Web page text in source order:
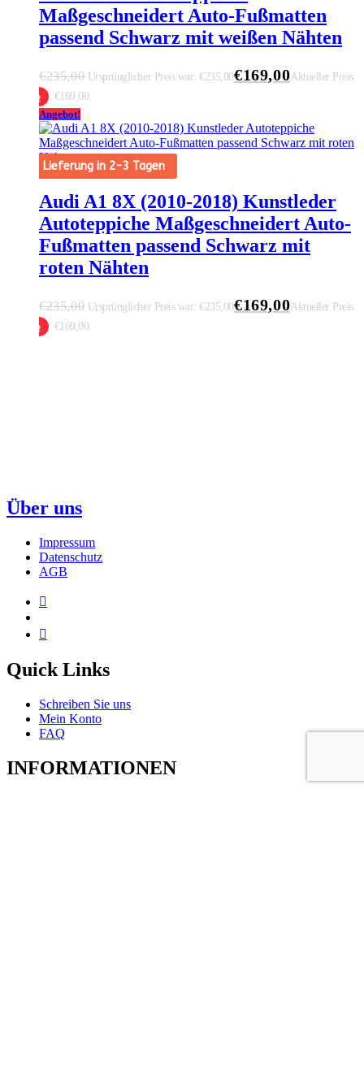
Maßgeschneidert Auto-Fußmatten
passend Schwarz mit weißen Nähten
€235,00 Ursprünglicher Preis war: €235,00€169,00Aktueller Preis
ist: €169,00.
Angebot!
Lieferung in 2-3 Tagen
Audi A1 8X (2010-2018) Kunstleder
Autoteppiche Maßgeschneidert Auto-
Fußmatten passend Schwarz mit
roten Nähten
€235,00 Ursprünglicher Preis war: €235,00€169,00Aktueller Preis
ist: €169,00.
Über uns
Impressum
Datenschutz
AGB
Quick Links
Schreiben Sie uns
Mein Konto
FAQ
INFORMATIONEN